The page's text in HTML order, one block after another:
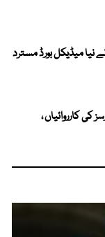
نیا میڈیکل بورڈ مسترد
کی کارروائیاں ،